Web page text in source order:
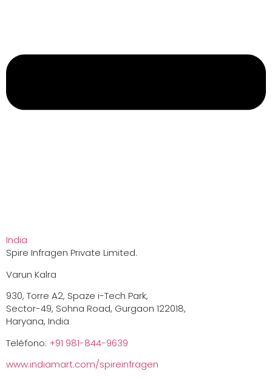
India
Spire Infragen Private Limited.
Varun Kalra
930, Torre A2, Spaze i-Tech Park,
Sector-49, Sohna Road, Gurgaon 122018,
Haryana, India
Teléfono: +91 981-844-9639
www.indiamart.com/spireinfragen